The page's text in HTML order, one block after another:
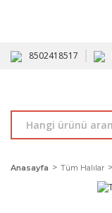
8502418517
Anasayfa Tüm Halılar